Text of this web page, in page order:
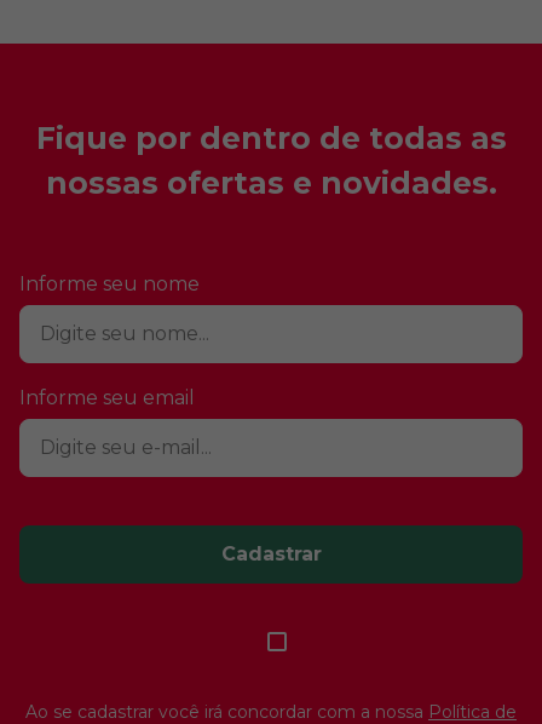
Fique por dentro de todas as
nossas ofertas e novidades.
Informe seu nome
Informe seu email
Cadastrar
Ao se cadastrar você irá concordar com a nossa Política de